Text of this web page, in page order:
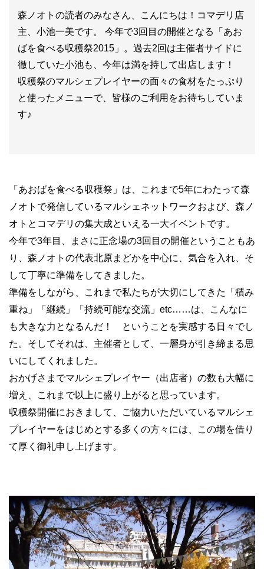
森ノオトの読者のみなさん、こんにちは！コマデリ店
主、小池一美です。 今年で3回目の開催となる「あお
ばを食べる収穫祭2015」。過去2回は主催者サイドに
徹していた小池も、今年は満を持して出店します！
収穫祭のマルシェプレイヤーの面々の食材をたっぷり
と使ったメニューで、皆様のご利用をお待ちしていま
す♪
「あおばを食べる収穫祭」は、これまで5年にわたって森
ノオトで発信しているマルシェネットワークおよび、森ノ
オトとコマデリの集大成といえる一大イベントです。
今年で3年目、まさに正念場の3回目の開催ということもあ
り、森ノオトの代表北原まどかを中心に、気合を入れ、そ
して丁寧に準備をしてきました。
準備をしながら、これまで私たちが大切にしてきた「積み
重ね」「継続」「持続可能な交流」etc……は、こんなに
も大きな力となるんだ！ ということを実感する日々でし
た。そしてそれは、主催者として、一層身が引き締まる思
いにしてくれました。
おかげさまでマルシェプレイヤー（出店者）の数も大幅に
増え、これまで以上に盛り上がると思っています。
収穫祭開催におきまして、ご協力いただいているマルシェ
プレイヤーをはじめとする多くの方々には、この場を借り
て厚く御礼申し上げます。